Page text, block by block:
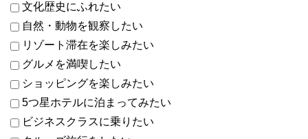
文化歴史にふれたい
自然・動物を観察したい
リゾート滞在を楽しみたい
グルメを満喫したい
ショッピングを楽しみたい
5つ星ホテルに泊まってみたい
ビジネスクラスに乗りたい